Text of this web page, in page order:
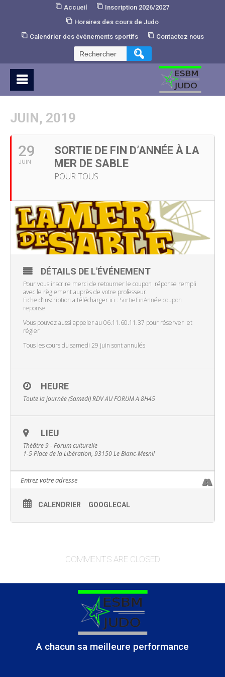
Accueil
Inscription 2026/2027
Horaires des cours de Judo
Calendrier des événements sportifs
Contactez nous
Rechercher :
JUIN, 2019
29
JUIN
SORTIE DE FIN D’ANNÉE À LA
MER DE SABLE
POUR TOUS
DÉTAILS DE L'ÉVÉNEMENT
Pour vous inscrire merci de retourner le coupon réponse rempli
avec le règlement auprès de votre professeur.
Fiche d’inscription a télécharger ici : SortieFinAnnée coupon
reponse
Vous pouvez aussi appeler au 06.11.60.11.37 pour réserver et
régler
Tous les cours du samedi 29 juin sont annulés
HEURE
Toute la journée (Samedi)RDV AU FORUM A 8H45
LIEU
Théâtre 9 - Forum culturelle
1-5 Place de la Libération, 93150 Le Blanc-Mesnil
CALENDRIER GOOGLECAL
COMMENTS ARE CLOSED
A chacun sa meilleure performance